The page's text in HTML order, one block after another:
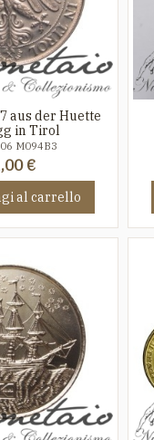
aus der Huette
in Tirol
M094B3
€
al carrello